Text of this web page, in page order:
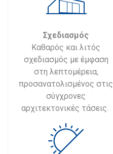
Σχεδιασμός
Καθαρός και λιτός
σχεδιασμός με έμφαση
στη λεπτομέρεια,
προσανατολισμένος στις
σύγχρονες
αρχιτεκτονικές τάσεις.